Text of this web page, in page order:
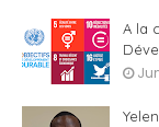
A la